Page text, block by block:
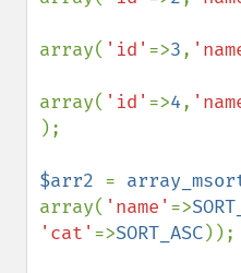
array( 'id' =>3,
array( 'id' =>4,
);
$arr2 =
array( 'name' =>
'cat' =>SORT_ASC));